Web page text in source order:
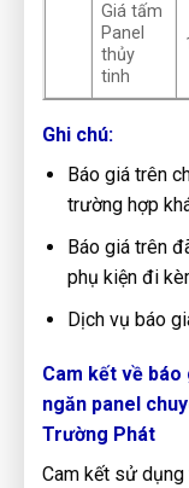
Giá tấm
Panel
thủy
tinh
Ghi chú:
Báo giá trên
trường hợp
Báo giá trên
phụ kiện đi
Dịch vụ báo
Cam kết về
ngăn panel
Trường Phát
Cam kết sử